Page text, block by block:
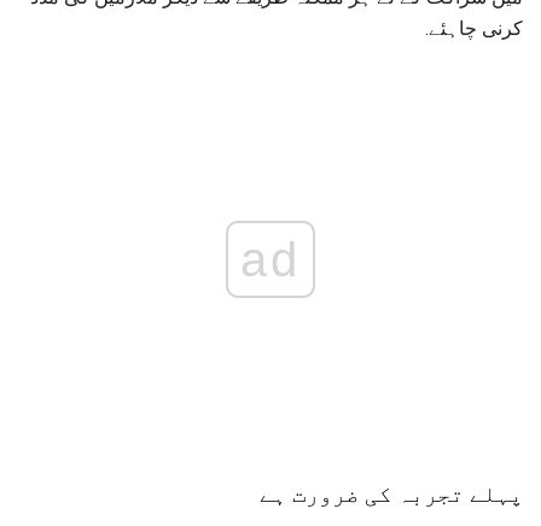
کرنی چاہئے.
ad
پہلے تجربہ کی ضرورت ہے